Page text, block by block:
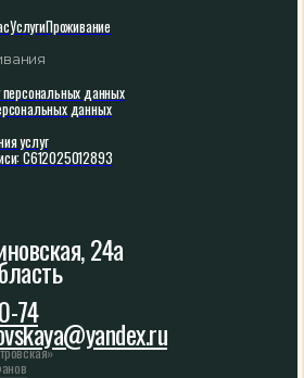
УслугиПроживание
персональных данных
данных
услуг
С612025012893
24а
74